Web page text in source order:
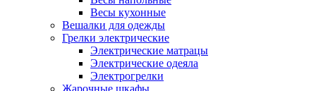
Весы кухонные
Вешалки для одежды
Грелки электрические
Электрические матрацы
Электрические одеяла
Электрогрелки
Жарочные шкафы